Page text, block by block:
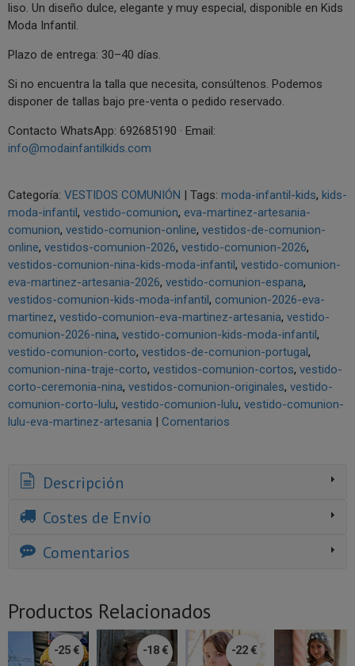
liso. Un diseño dulce, elegante y muy especial, disponible en Kids
Moda Infantil.
Plazo de entrega: 30–40 días.
Si no encuentra la talla que necesita, consúltenos. Podemos
disponer de tallas bajo pre-venta o pedido reservado.
Contacto WhatsApp: 692685190 · Email:
info@modainfantilkids.com
Categoría: VESTIDOS COMUNIÓN | Tags: moda-infantil-kids kids-
moda-infantil vestido-comunion eva-martinez-artesania-
comunion vestido-comunion-online vestidos-de-comunion-
online vestidos-comunion-2026 vestido-comunion-2026
vestidos-comunion-nina-kids-moda-infantil vestido-comunion-
eva-martinez-artesania-2026 vestido-comunion-espana
vestidos-comunion-kids-moda-infantil comunion-2026-eva-
martinez vestido-comunion-eva-martinez-artesania vestido-
comunion-2026-nina vestido-comunion-kids-moda-infantil
vestido-comunion-corto vestidos-de-comunion-portugal
comunion-nina-traje-corto vestidos-comunion-cortos vestido-
corto-ceremonia-nina vestidos-comunion-originales vestido-
comunion-corto-lulu vestido-comunion-lulu vestido-comunion-
lulu-eva-martinez-artesania | Comentarios
Descripción
Costes de Envío
Comentarios
Productos Relacionados
-25 € -18 € -22 €